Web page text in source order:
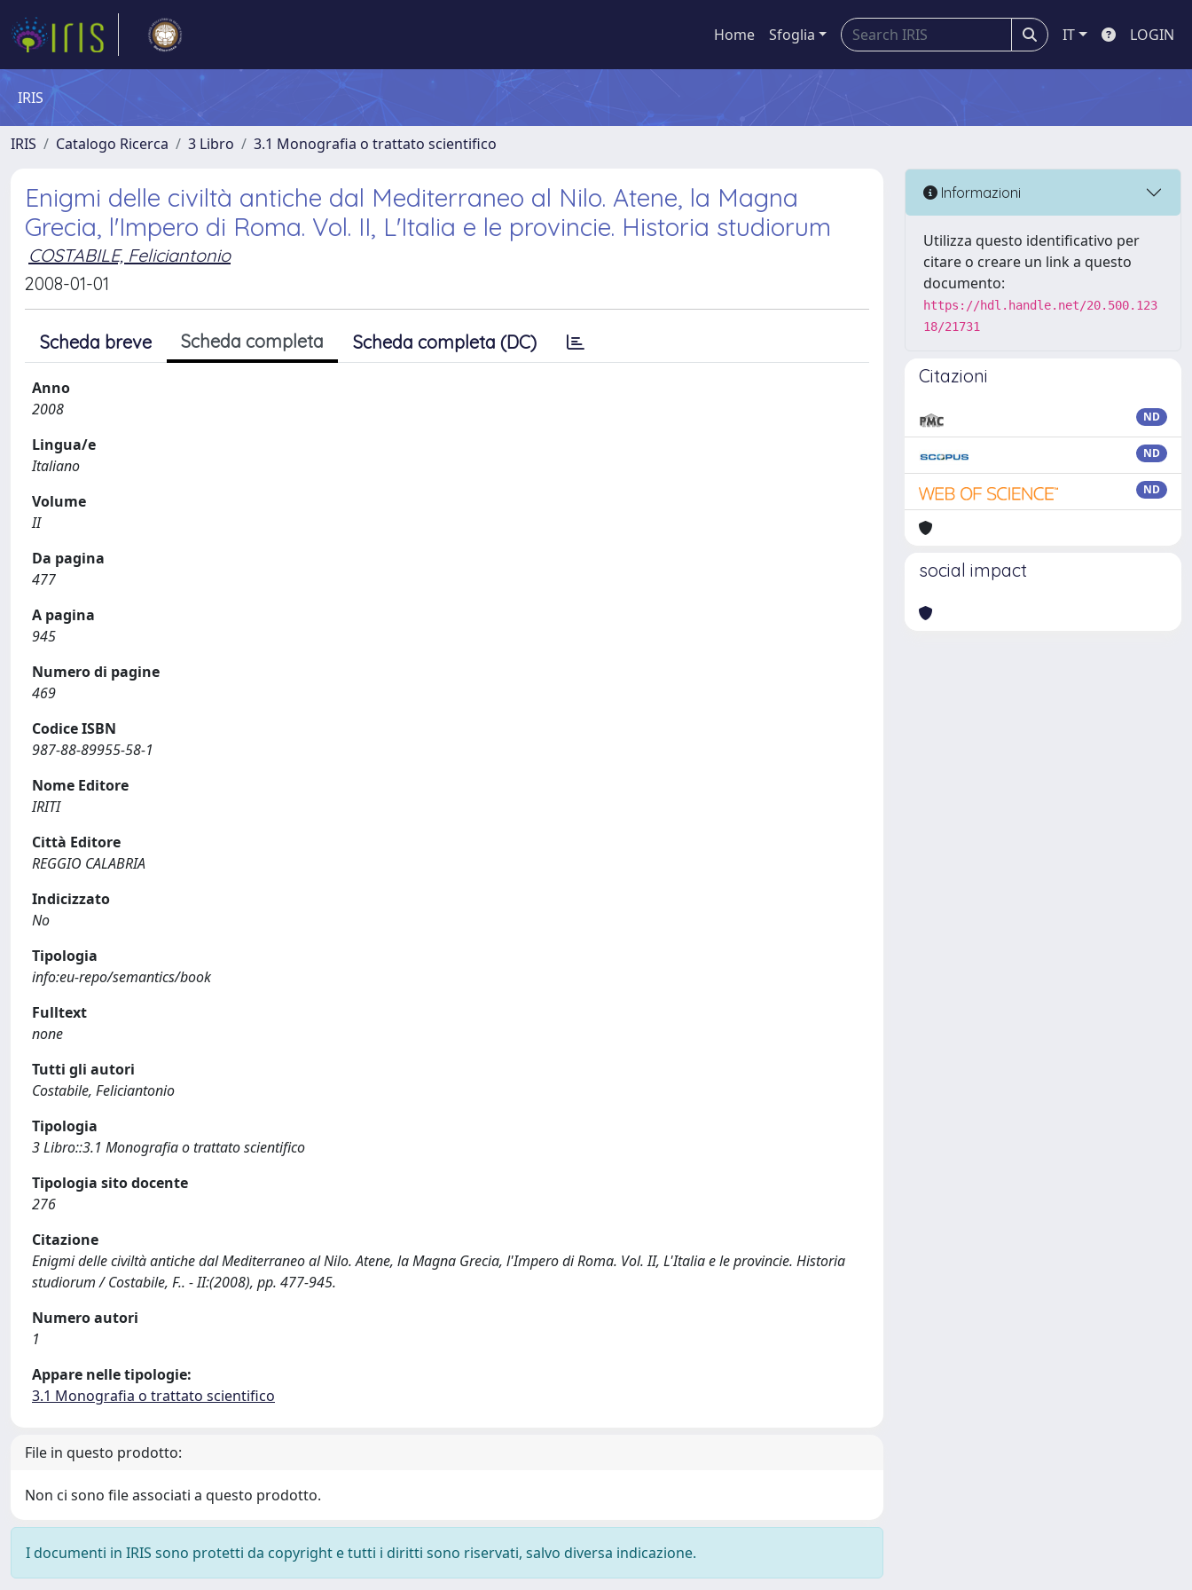
Home Sfoglia IT LOGIN
IRIS
IRIS Catalogo Ricerca 3 Libro 3.1 Monografia o trattato scientifico
Enigmi delle civiltà antiche dal Mediterraneo al Nilo. Atene, la Magna
Grecia, l'Impero di Roma. Vol. II, L'Italia e le provincie. Historia studiorum
COSTABILE, Feliciantonio
2008-01-01
Scheda breve Scheda completa Scheda completa (DC)
Anno
2008
Lingua/e
Italiano
Volume
II
Da pagina
477
A pagina
945
Numero di pagine
469
Codice ISBN
987-88-89955-58-1
Nome Editore
IRITI
Città Editore
REGGIO CALABRIA
Indicizzato
No
Tipologia
info:eu-repo/semantics/book
Fulltext
none
Tutti gli autori
Costabile, Feliciantonio
Tipologia
3 Libro::3.1 Monografia o trattato scientifico
Tipologia sito docente
276
Citazione
Enigmi delle civiltà antiche dal Mediterraneo al Nilo. Atene, la Magna Grecia, l'Impero di Roma. Vol. II, L'Italia e le provincie. Historia
studiorum / Costabile, F.. - II:(2008), pp. 477-945.
Numero autori
1
Appare nelle tipologie:
3.1 Monografia o trattato scientifico
File in questo prodotto:
Non ci sono file associati a questo prodotto.
I documenti in IRIS sono protetti da copyright e tutti i diritti sono riservati, salvo diversa indicazione.
Informazioni
Utilizza questo identificativo per
citare o creare un link a questo
documento:
https://hdl.handle.net/20.500.123
18/21731
Citazioni
ND
ND
ND
social impact